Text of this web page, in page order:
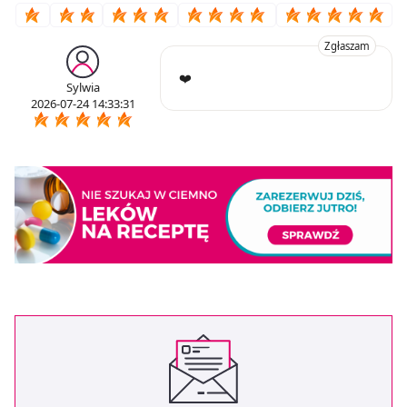
Sylwia
2026-07-24 14:33:31
❤️
Zgłaszam